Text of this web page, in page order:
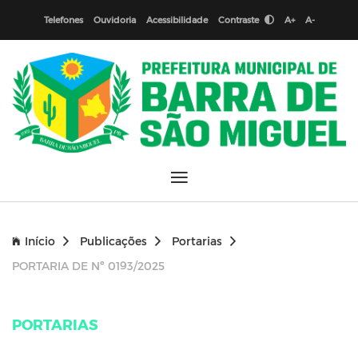
Telefones Ouvidoria Acessibilidade Contraste A+ A-
Início Publicações
Portarias
PORTARIA DE Nº 0193/2025
PORTARIAS